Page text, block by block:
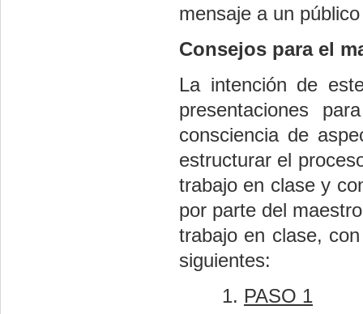
mensaje a un
Consejos para el
La intención de
presentaciones
consciencia de
estructurar el
trabajo en clase y
por parte del
trabajo en clase,
siguientes:
PASO 1